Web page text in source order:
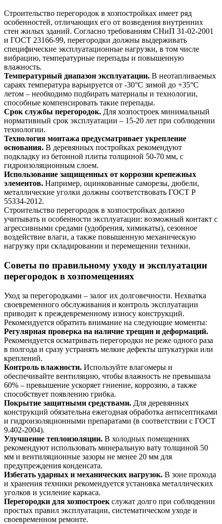
Строительство перегородок в хозпостройках имеет ряд
особенностей, отличающих его от возведения внутренних
стен жилых зданий. Согласно требованиям СНиП 31-02-2001
и ГОСТ 23166-99, перегородки должны выдерживать
специфические эксплуатационные нагрузки, в том числе
вибрацию, температурные перепады и повышенную
влажность.
Температурный диапазон эксплуатации. В неотапливаемых
сараях температура варьируется от -30°C зимой до +35°C
летом – необходимо подбирать материалы и технологии,
способные компенсировать такие перепады.
Срок службы перегородок. Для хозпостроек минимальный
нормативный срок эксплуатации – 15-20 лет при соблюдении
технологии.
Технология монтажа предусматривает укрепление
основания. В деревянных постройках рекомендуют
подкладку из бетонной плиты толщиной 50-70 мм, с
гидроизоляционным слоем.
Использование защищенных от коррозии крепежных
элементов. Например, оцинкованные саморезы, дюбели,
металлические уголки должны соответствовать ГОСТ Р
55334-2012.
Строительство перегородок в хозпостройках должно
учитывать и особенности эксплуатации: возможный контакт с
агрессивными средами (удобрения, химикаты), сезонное
воздействие влаги, а также повышенную механическую
нагрузку при складировании и перемещении техники.
Советы по правильному уходу и эксплуатации
перегородок в хозпомещениях
Уход за перегородками – залог их долговечности. Нехватка
своевременного обслуживания и контроль эксплуатации
приводит к преждевременному износу конструкций.
Рекомендуется обратить внимание на следующие моменты:
Регулярная проверка на наличие трещин и деформаций.
Рекомендуется осматривать перегородки не реже одного раза
в полгода и сразу устранять мелкие дефекты штукатурки или
креплений.
Контроль влажности. Используйте влагомеры и
обеспечивайте вентиляцию, чтобы влажность не превышала
60% – превышение ускоряет гниение, коррозию, а также
способствует появлению грибка.
Покрытие защитными средствами. Для деревянных
конструкций обязательна ежегодная обработка антисептиками
и гидроизоляционными препаратами (в соответствии с ГОСТ
9.402-2004).
Улучшение теплоизоляции. В холодных помещениях
рекомендуют использовать минеральную вату толщиной 50
мм и вентиляционные зазоры не менее 20 мм для
предупреждения конденсата.
Избегать ударных и механических нагрузок. В зоне прохода
и хранения техники рекомендуется установка металлических
уголков и усиление каркаса.
Перегородки для хозпостроек служат долго при соблюдении
простых правил эксплуатации, систематическом уходе и
своевременном ремонте.